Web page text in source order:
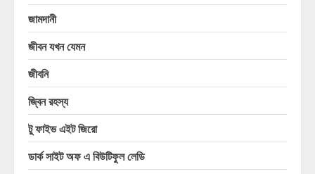
জামদানী
জীবন যখন যেমন
জীবনি
জ্বিন রহস্য
টু ফাইভ এইট জিরো
ডার্ক সাইট অফ এ বিউটিফুল লেডি